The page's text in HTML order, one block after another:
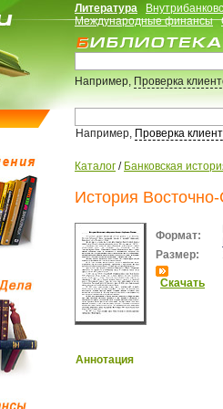
Литература
Международные финансы
Например,Проверка
Например, Проверка
Каталог / Банковская
История
Формат:
Размер:
Скачать
Аннотация